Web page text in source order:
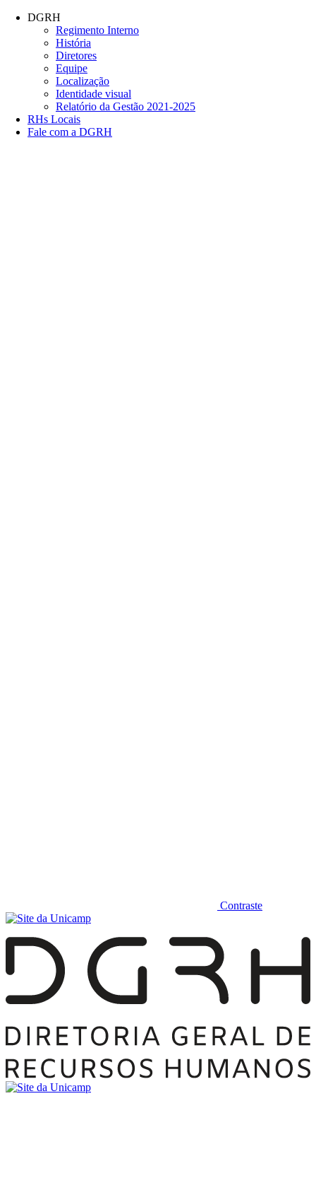
Conteúdo principal
DGRH
Regimento Interno
História
Diretores
Equipe
Localização
Identidade visual
Relatório da Gestão 2021-2025
RHs Locais
Fale com a DGRH
Contraste